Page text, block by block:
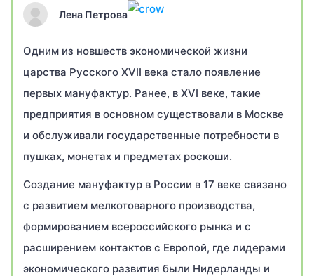
Лена Петрова
Одним из новшеств экономической жизни
царства Русского XVII века стало появление
первых мануфактур. Ранее, в XVI веке, такие
предприятия в основном существовали в Москве
и обслуживали государственные потребности в
пушках, монетах и предметах роскоши.
Создание мануфактур в России в 17 веке связано
с развитием мелкотоварного производства,
формированием всероссийского рынка и с
расширением контактов с Европой, где лидерами
экономического развития были Нидерланды и